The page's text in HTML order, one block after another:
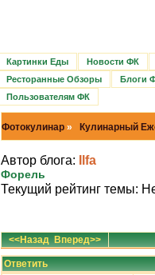
Картинки Еды
Новости ФК
Ресторанные Обзоры
Блоги
Пользователям ФК
Фотокулинар » Кулинарный
Автор блога: Ilfa
Форель
Текущий рейтинг темы:
<<Назад Вперед>>
Ответить